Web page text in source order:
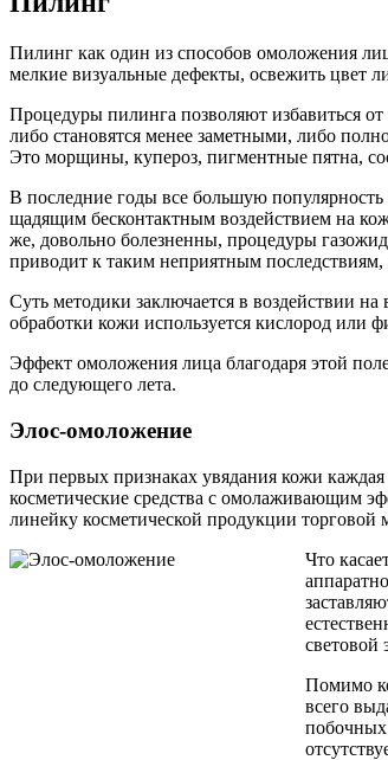
Пилинг как один из способов омоложения
мелкие визуальные дефекты, освежить цвет
Процедуры пилинга позволяют избавиться
либо становятся менее заметными, либо
Это морщины, купероз, пигментные пятна,
В последние годы все большую
щадящим бесконтактным воздействием на
же, довольно болезненны, процедуры
приводит к таким неприятным
Суть методики заключается в воздействии на
обработки кожи используется кислород
Эффект омоложения лица благодаря этой
до следующего лета.
Элос-омоложение
При первых признаках увядания кожи
косметические средства с омолаживающим
линейку косметической продукции торговой
Что
световой
Помимо
всего
побочных